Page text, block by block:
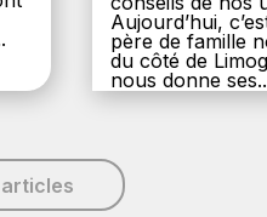
Aujourd’hui,
père de famille
du côté de
nous donne